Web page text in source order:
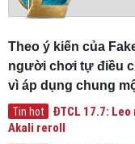
Theo ý kiến của
người chơi tự điều
vì áp dụng chung
Tin hot
ĐTCL 17.7:
Akali reroll